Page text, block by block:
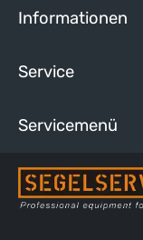
Informationen
Service
Servicemenü